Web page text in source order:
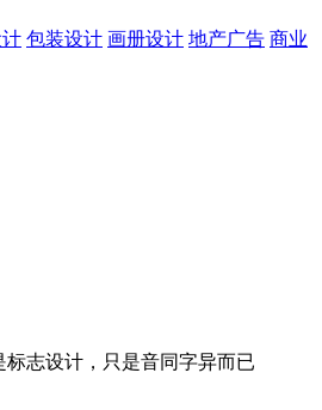
包装设计 画册设计 地产广告 商业
志设计，只是音同字异而已